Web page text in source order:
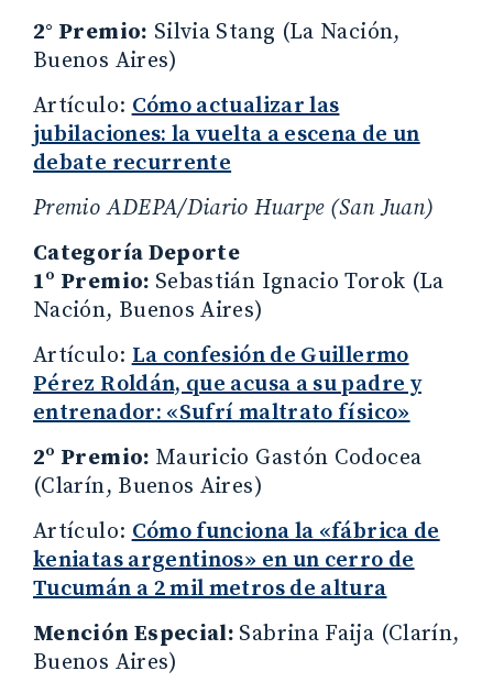
2° Premio: Silvia Stang (La Nación,
Buenos Aires)
Artículo:Cómo actualizar las
jubilaciones: la vuelta a escena de un
debate recurrente
Premio ADEPA/Diario Huarpe (San Juan)
Categoría Deporte
1º Premio: Sebastián Ignacio Torok (La
Nación, Buenos Aires)
Artículo:La confesión de Guillermo
Pérez Roldán, que acusa a su padre y
entrenador: «Sufrí maltrato físico»
2º Premio: Mauricio Gastón Codocea
(Clarín, Buenos Aires)
Artículo:Cómo funciona la «fábrica de
keniatas argentinos» en un cerro de
Tucumán a 2 mil metros de altura
Mención Especial: Sabrina Faija (Clarín,
Buenos Aires)